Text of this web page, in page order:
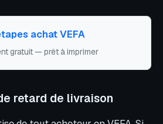
achat VEFA
gratuit — prêt à imprimer
retard de livraison